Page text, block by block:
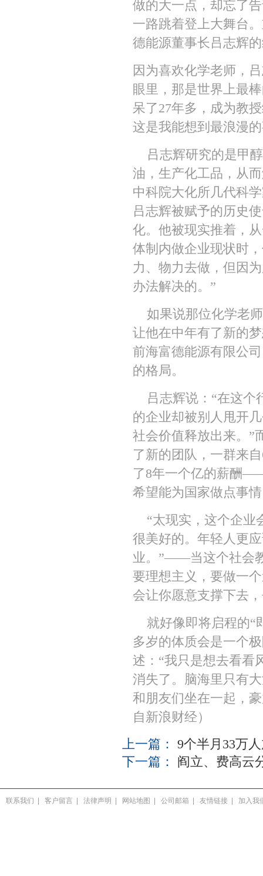
做的大一点，却忘了
一路跳着登上大舞台
德能源董事长吕志辉
因为喜欢化学老师，
眼里，那是世界上最
呆了27年多，成为教
这是我能想到最浪漫
吕志辉研究的是甲
油，生产化工品，从
中科院大化所几代科
吕志辉被赋予的历史
化。他被现实推着，
体制内做企业现状时
力、物力去做，但因
办法解决的。”
如果说那位化学老
让他在中年有了新的
前海富德能源有限公
的格局。
吕志辉说：“在这个
的企业却被别人甩开
社会价值释放出来。”
了新的团队，一群来
了8年一个亿的薪酬
希望能为国家做点事
“太现实，这个企业
很美好的。年轻人更
业。”——当这个社会
要理想主义，要做一
会让你愿意支撑下去
就好像即将启程的“
多岁的体质会是一个
述：“我只是想去看看
消失了。脑海里只有
和朋友们坐在一起，
自新浪财经）
上一篇： 9个半月33万
下一篇： 阎立、费高云
联系我们 客户留言 法律声明 网站地图 公司邮箱 友情链接 加入我